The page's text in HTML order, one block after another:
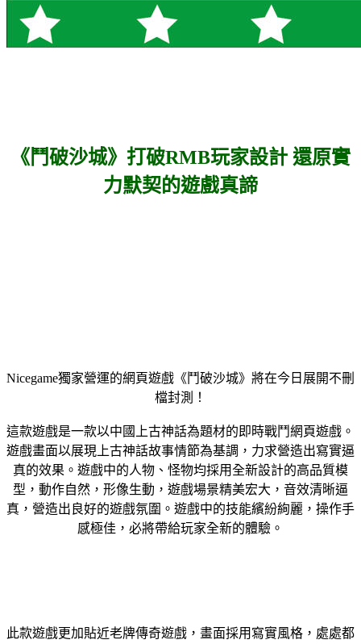
《鬥破沙城》打破RMB玩家設計 還原實
力默契的遊戲真諦
Nicegame獨家營運的網頁遊戲《鬥破沙城》將在今日展開不刪
檔封測！
這款遊戲是一款以中國上古神話為題材的即時戰鬥網頁遊戲。
遊戲畫面以展現上古神話故事情節為基調，力求營造出寫實逼
真的效果。遊戲中的人物、怪物均採用全新設計的高品質模
型，動作自然，形像生動，遊戲場景精美宏大，音效清晰逼
真，營造出良好的遊戲氛圍。遊戲中的技能繽紛絢麗，操作手
感極佳，必將帶給玩家全新的體驗。
此款遊戲更加貼近老牌傳奇遊戲，畫面採用寫實風格，處處都